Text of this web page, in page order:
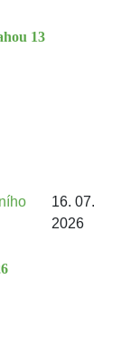
13
16. 07.
2026